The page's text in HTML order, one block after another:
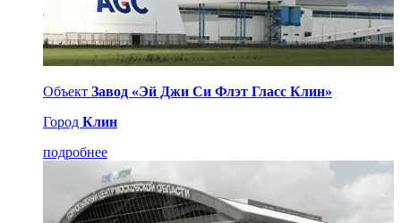
Объект Завод «Эй Джи Си Флэт Гласс Клин»
Город Клин
подробнее